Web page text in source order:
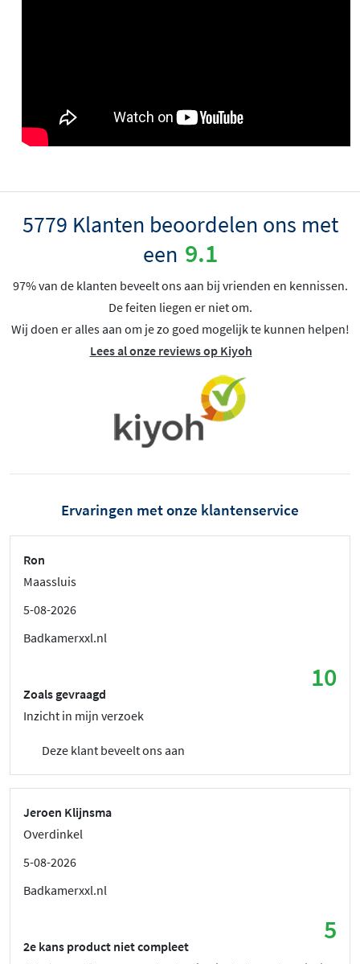
5779 Klanten beoordelen ons met
een 9.1
97% van de klanten beveelt ons aan bij vrienden en kennissen.
De feiten liegen er niet om.
Wij doen er alles aan om je zo goed mogelijk te kunnen helpen!
Lees al onze reviews op Kiyoh
Ervaringen met onze klantenservice
Ron
Maassluis
5-08-2026
Badkamerxxl.nl
10
Zoals gevraagd
Inzicht in mijn verzoek
Deze klant beveelt ons aan
Jeroen Klijnsma
Overdinkel
5-08-2026
Badkamerxxl.nl
5
2e kans product niet compleet